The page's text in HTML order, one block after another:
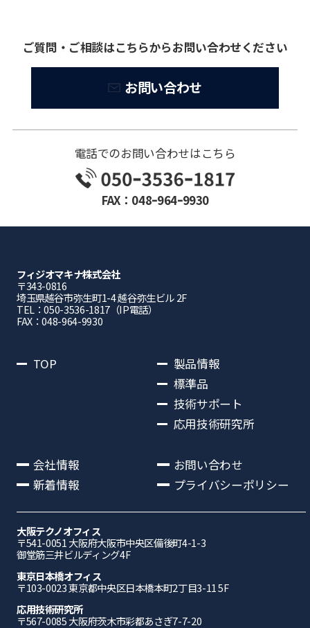
ご質問・ご相談はこちらからお問い合わせください
お問い合わせ
電話でのお問い合わせはこちら
FAX：048ｰ964ｰ9930
フィジオマキナ株式会社
〒343-0816
埼⽟県越⾕市弥⽣町1-4 越⾕弥⽣ビル 2F
TEL：050-3536-1817（IP電話）
FAX：048-964-9930
TOP
製品情報
標準品
技術サポート
応用技術研究所
会社情報
新着情報
お問い合わせ
プライバシーポリシー
大阪テクノオフィス
〒541-0051 ⼤阪府⼤阪市中央区備後町4-1-3
御堂筋三井ビルディング4F
東京日本橋オフィス
〒103-0023 東京都中央区日本橋本町2丁目3-11 5F
応⽤技術研究所
〒567-0085 ⼤阪府茨⽊市彩都あさぎ7-7-20